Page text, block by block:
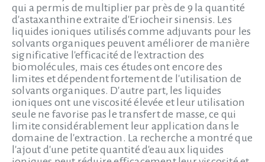
qui a permis de multiplier par près de 9 la quantité
d'astaxanthine extraite d'Eriocheir sinensis. Les
liquides ioniques utilisés comme adjuvants pour les
solvants organiques peuvent améliorer de manière
significative l'efficacité de l'extraction des
biomolécules, mais ces études ont encore des
limites et dépendent fortement de l'utilisation de
solvants organiques. D'autre part, les liquides
ioniques ont une viscosité élevée et leur utilisation
seule ne favorise pas le transfert de masse, ce qui
limite considérablement leur application dans le
domaine de l'extraction. La recherche a montré que
l'ajout d'une petite quantité d'eau aux liquides